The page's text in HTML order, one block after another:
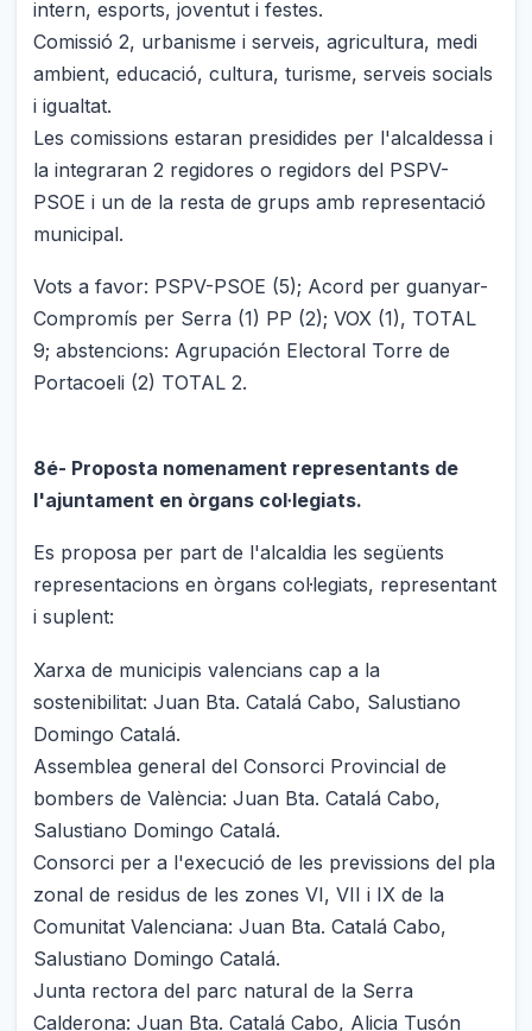
intern, esports, joventut i festes.
Comissió 2, urbanisme i serveis, agricultura, medi
ambient, educació, cultura, turisme, serveis socials
i igualtat.
Les comissions estaran presidides per l'alcaldessa i
la integraran 2 regidores o regidors del PSPV-
PSOE i un de la resta de grups amb representació
municipal.
Vots a favor: PSPV-PSOE (5); Acord per guanyar-
Compromís per Serra (1) PP (2); VOX (1), TOTAL
9; abstencions: Agrupación Electoral Torre de
Portacoeli (2) TOTAL 2.
8é- Proposta nomenament representants de
l'ajuntament en òrgans col·legiats.
Es proposa per part de l'alcaldia les següents
representacions en òrgans col·legiats, representant
i suplent:
Xarxa de municipis valencians cap a la
sostenibilitat: Juan Bta. Catalá Cabo, Salustiano
Domingo Catalá.
Assemblea general del Consorci Provincial de
bombers de València: Juan Bta. Catalá Cabo,
Salustiano Domingo Catalá.
Consorci per a l'execució de les previssions del pla
zonal de residus de les zones VI, VII i IX de la
Comunitat Valenciana: Juan Bta. Catalá Cabo,
Salustiano Domingo Catalá.
Junta rectora del parc natural de la Serra
Calderona: Juan Bta. Catalá Cabo, Alicia Tusón